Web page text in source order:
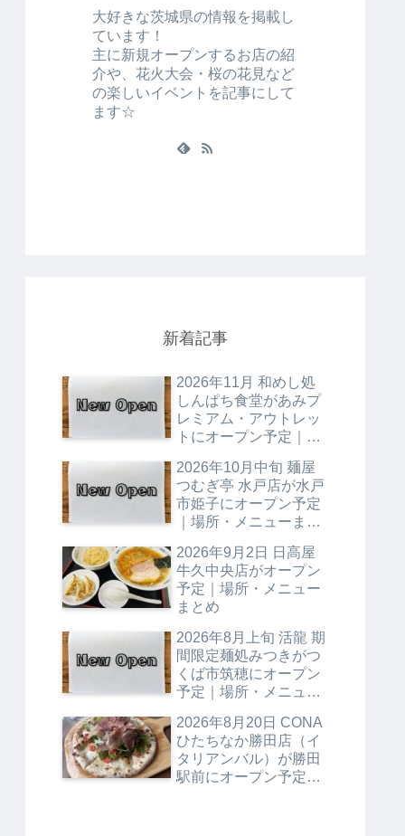
大好きな茨城県の情報を掲載し
ています！
主に新規オープンするお店の紹
介や、花火大会・桜の花見など
の楽しいイベントを記事にして
ます☆
新着記事
2026年11月 和めし処
しんぱち食堂があみプ
レミアム・アウトレッ
トにオープン予定｜場
2026年10月中旬 麺屋
つむぎ亭 水戸店が水戸
市姫子にオープン予定
｜場所・メニューまと
2026年9月2日 日高屋
牛久中央店がオープン
予定｜場所・メニュー
まとめ
2026年8月上旬 活龍 期
間限定麺処みつきがつ
くば市筑穂にオープン
予定｜場所・メニュー
2026年8月20日 CONA
ひたちなか勝田店（イ
タリアンバル）が勝田
駅前にオープン予定｜